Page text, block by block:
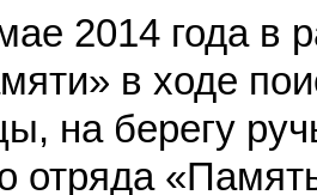
2014 года в
в ходе
на берегу
отряда